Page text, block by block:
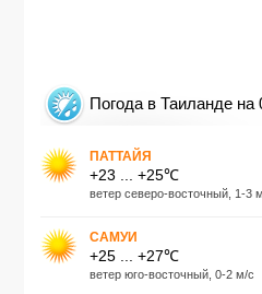
Погода в Таиланде на
ПАТТАЙЯ
+23 ... +25℃
ветер северо-восточный, 1-3
САМУИ
+25 ... +27℃
ветер юго-восточный, 0-2 м/с